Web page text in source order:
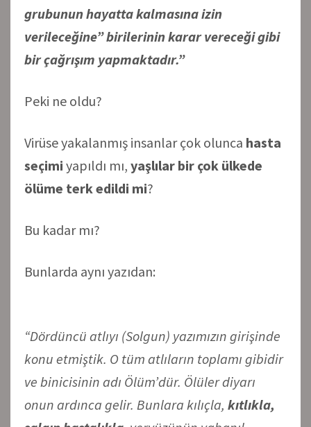
grubunun hayatta kalmasına izin
verileceğine” birilerinin karar vereceği gibi
bir çağrışım yapmaktadır.”
Peki ne oldu?
Virüse yakalanmış insanlar çok olunca hasta
seçimi yapıldı mı, yaşlılar bir çok ülkede
ölüme terk edildi mi?
Bu kadar mı?
Bunlarda aynı yazıdan:
“Dördüncü atlıyı (Solgun) yazımızın girişinde
konu etmiştik. O tüm atlıların toplamı gibidir
ve binicisinin adı Ölüm’dür. Ölüler diyarı
onun ardınca gelir. Bunlara kılıçla, kıtlıkla,